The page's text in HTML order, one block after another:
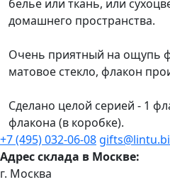
белье или ткань, или
домашнего пространства.
Очень приятный на ощупь
матовое стекло, флакон
Сделано целой серией - 1
флакона (в коробке).
+7 (495) 032-06-08
Адрес склада в Москве:
г. Москва